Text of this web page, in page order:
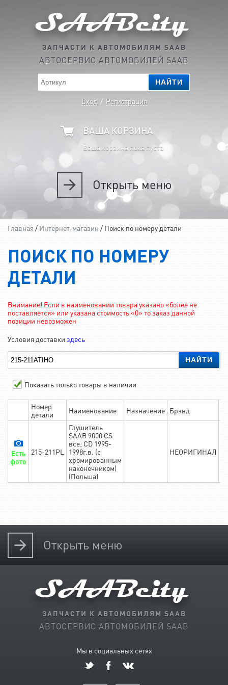
ЗАПЧАСТИ К АВТОМОБИЛЯМ SAAB
АВТОСЕРВИС АВТОМОБИЛЕЙ SAAB
НАЙТИ
Вход / Регистрация
ВАША КОРЗИНА
Ваша корзина пока пуста
Открытьменю
Главная / Интернет-магазин / Поиск по номеру детали
ПОИСК ПО НОМЕРУ
ДЕТАЛИ
Внимание! Если в наименовании товара указано «более не
поставляется» или указана стоимость «0» то заказ данной
позиции невозможен
Условия доставки здесь
НАЙТИ
Показать только товары в наличии
Номер
детали
Наименование Назначение Брэнд
Есть
фото
215-211PL
Глушитель
SAAB 9000 CS
все; CD 1995-
1998г.в. (с
хромированным
наконечником)
(Польша)
НЕОРИГИНАЛ
Открыть меню
ЗАПЧАСТИ К АВТОМОБИЛЯМ SAAB
АВТОСЕРВИС АВТОМОБИЛЕЙ SAAB
Мы в социальных сетях